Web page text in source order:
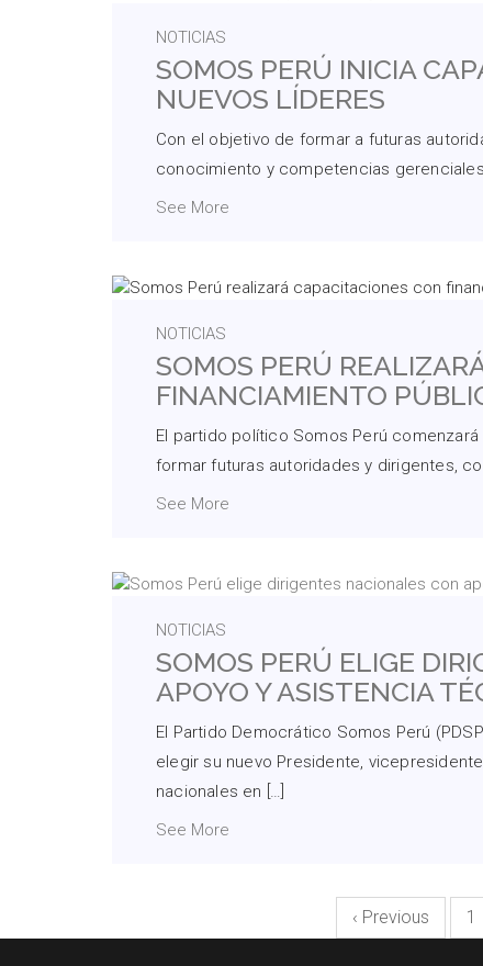
NOTICIAS
SOMOS PERÚ INICIA
NUEVOS LÍDERES
Con el objetivo de formar a futuras
conocimiento y competencias
See More
NOTICIAS
SOMOS PERÚ
FINANCIAMIENTO
El partido político Somos Perú
formar futuras autoridades y dirigentes,
See More
NOTICIAS
SOMOS PERÚ ELIGE
APOYO Y ASISTENCIA
El Partido Democrático Somos Perú
elegir su nuevo Presidente,
nacionales en […]
See More
‹ Previous 1